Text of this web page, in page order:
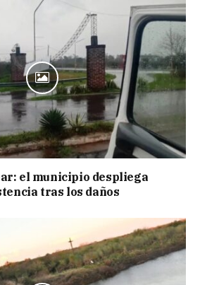
el municipio despliega
tras los daños